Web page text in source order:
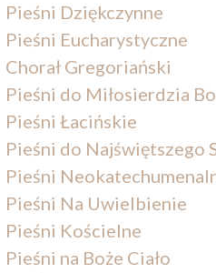
Pieśni Dziękczynne
Pieśni Eucharystyczne
Chorał Gregoriański
Pieśni do Miłosierdzia
Pieśni Łacińskie
Pieśni do Najświętszego
Pieśni
Pieśni Na Uwielbienie
Pieśni Kościelne
Pieśni na Boże Ciało